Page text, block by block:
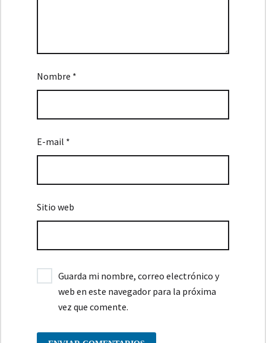
Nombre *
E-mail *
Sitio web
Guarda mi nombre, correo electrónico y
web en este navegador para la próxima
vez que comente.